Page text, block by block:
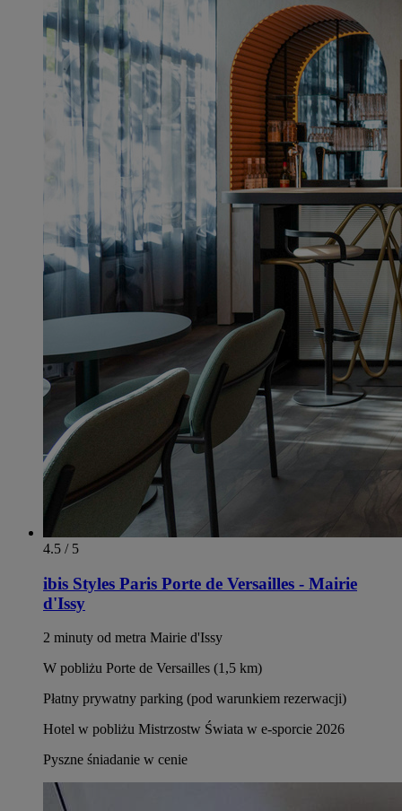
4.5 / 5
ibis Styles Paris Porte de Versailles - Mairie
d'Issy
2 minuty od metra Mairie d'Issy
W pobliżu Porte de Versailles (1,5 km)
Płatny prywatny parking (pod warunkiem rezerwacji)
Hotel w pobliżu Mistrzostw Świata w e-sporcie 2026
Pyszne śniadanie w cenie